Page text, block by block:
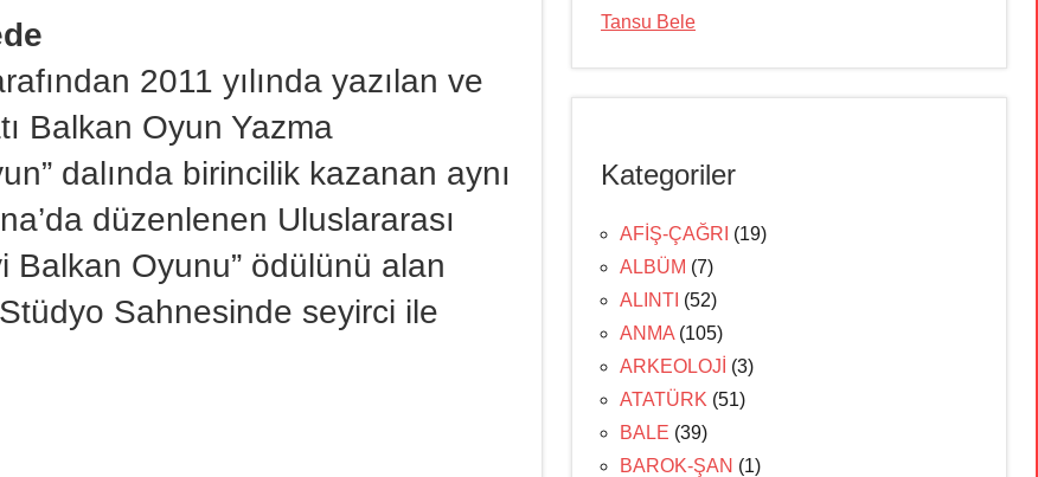
2011 yılında yazılan ve
Balkan Oyun Yazma
dalında birincilik kazanan aynı
düzenlenen Uluslararası
Balkan Oyunu” ödülünü alan
Sahnesinde seyirci ile
Tansu Bele
Kategoriler
AFİŞ-ÇAĞRI (19)
ALBÜM (7)
ALINTI (52)
ANMA (105)
ARKEOLOJİ (3)
ATATÜRK (51)
BALE (39)
BAROK-ŞAN (1)